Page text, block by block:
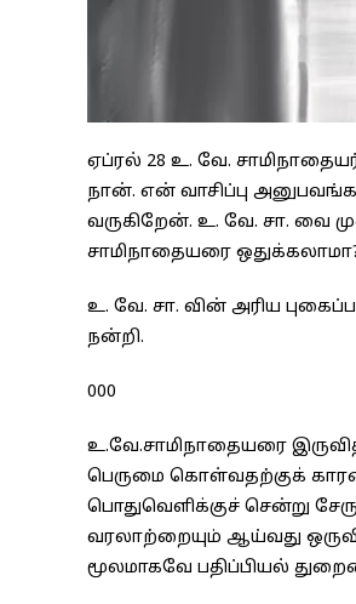
ஏப்ரல் 28 உ. வே.
நான். என் வாசிப்பு
வருகிறேன். உ. வே. சா. வை
சாமிநாதையரை
உ. வே. சா. வின் அரிய
நன்றி.
000
உ.வே.சாமிநாதையரை
பெருமை கொள்வதற்குக்
பொதுவெளிக்குச் சென்று
வரலாற்றையும் ஆய்வது
மூலமாகவே பதிப்பியல்